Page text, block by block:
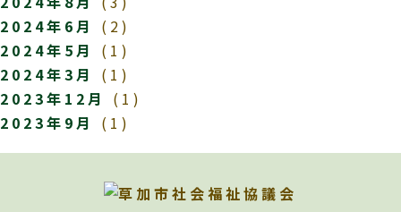
2024年6月
(2)
2024年5月
(1)
2024年3月
(1)
2023年12月
(1)
2023年9月
(1)